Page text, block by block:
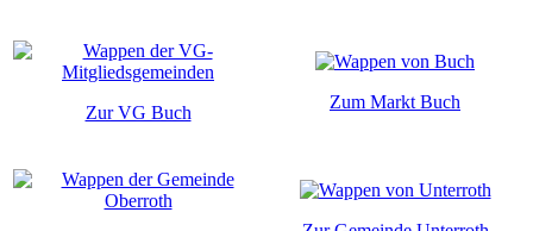
Zur VG Buch
Zum Markt Buch